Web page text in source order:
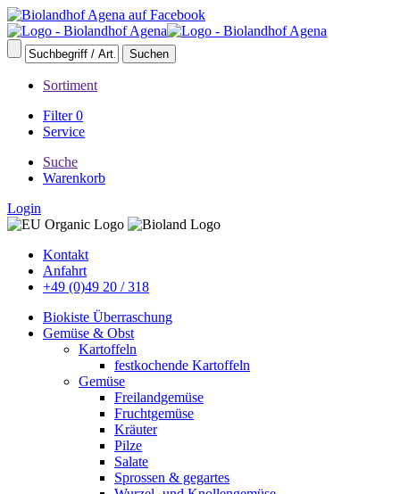
Sortiment
Filter 0
Service
Suche
Warenkorb
Login
Kontakt
Anfahrt
+49 (0)49 20 / 318
Biokiste Überraschung
Gemüse & Obst
Kartoffeln
festkochende Kartoffeln
Gemüse
Freilandgemüse
Fruchtgemüse
Kräuter
Pilze
Salate
Sprossen & gegartes